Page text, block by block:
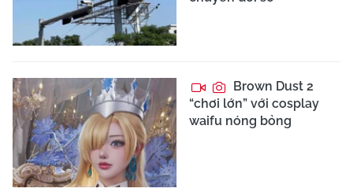
Brown Dust 2
“chơi lớn” với cosplay
waifu nóng bỏng